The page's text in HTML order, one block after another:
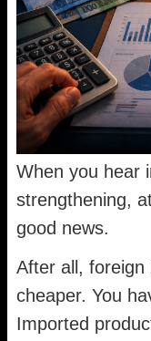
When you hear
strengthening,
good news.
After all, foreign
cheaper. You
Imported